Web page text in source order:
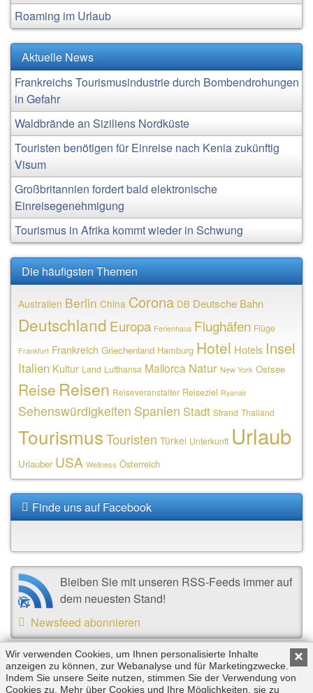
Roaming im Urlaub
Aktuelle News
Frankreichs Tourismusindustrie durch Bombendrohungen
in Gefahr
Waldbrände an Siziliens Nordküste
Touristen benötigen für Einreise nach Kenia zukünftig
Visum
Großbritannien fordert bald elektronische
Einreisegenehmigung
Tourismus in Afrika kommt wieder in Schwung
Die häufigsten Themen
Australien Berlin China Corona DB Deutsche Bahn
Deutschland Europa Ferienhaus Flughäfen Flüge
Frankfurt Frankreich Griechenland Hamburg Hotel Hotels Insel
Italien Kultur Land Lufthansa Mallorca Natur New York Ostsee
Reise Reisen Reiseveranstalter Reiseziel Ryanair
Sehenswürdigkeiten Spanien Stadt Strand Thailand
TourismusTouristen Türkei Unterkunft Urlaub
Urlauber USA Wellness Österreich
Finde uns auf Facebook
Bleiben Sie mit unseren RSS-Feeds immer auf
dem neuesten Stand!
Newsfeed abonnieren
Copyright © 2026 by Triplemind GmbH. Alle Rechte
vorbehalten. |Impressum|Datenschutz
×
Wir verwenden Cookies, um Ihnen personalisierte Inhalte
anzeigen zu können, zur Webanalyse und für Marketingzwecke.
Indem Sie unsere Seite nutzen, stimmen Sie der Verwendung von
Cookies zu. Mehr über Cookies und Ihre Möglichkeiten, sie zu